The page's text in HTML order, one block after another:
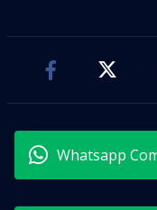
Whatsapp